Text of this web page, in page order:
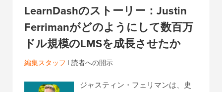
LearnDashのストーリー：Justin
Ferrimanがどのようにして数百万
ドル規模のLMSを成長させたか
編集スタッフ | 読者への開示
ジャスティン・フェリマンは、史